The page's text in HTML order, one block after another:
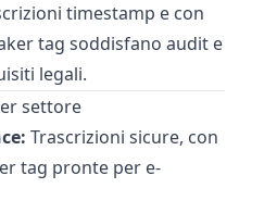
timestamp e con
tag soddisfano audit e
legali.
settore
Trascrizioni sicure, con
tag pronte per e-